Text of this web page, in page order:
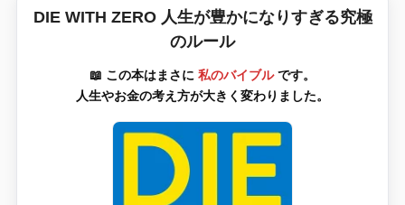
DIE WITH ZERO 人生が豊かになりすぎる究極
のルール
📖 この本はまさに 私のバイブルです。
人生やお金の考え方が大きく変わりました。